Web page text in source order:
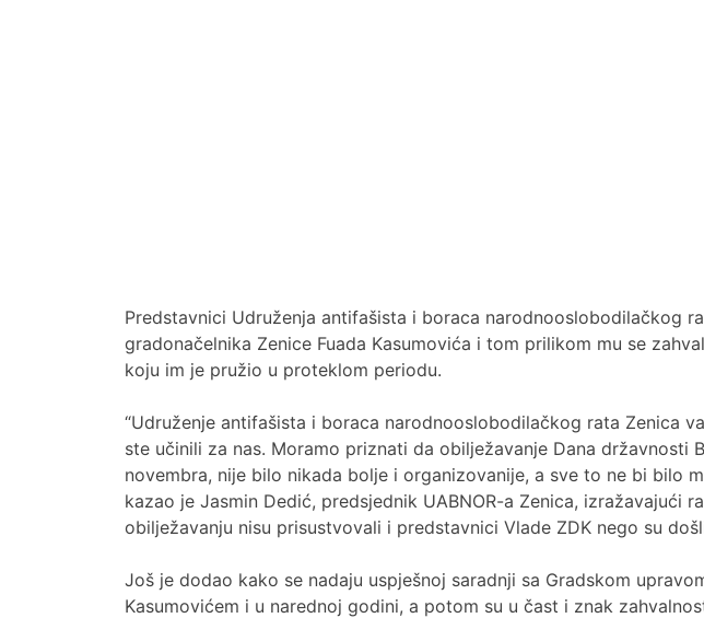
Predstavnici Udruženja antifašista i boraca narodnooslobodilačkog
gradonačelnika Zenice Fuada Kasumovića i tom prilikom mu se
koju im je pružio u proteklom periodu.
“Udruženje antifašista i boraca narodnooslobodilačkog rata Zenica
ste učinili za nas. Moramo priznati da obilježavanje Dana državnosti
novembra, nije bilo nikada bolje i organizovanije, a sve to ne bi bilo
kazao je Jasmin Dedić, predsjednik UABNOR-a Zenica, izražavajući
obilježavanju nisu prisustvovali i predstavnici Vlade ZDK nego su
Još je dodao kako se nadaju uspješnoj saradnji sa Gradskom
Kasumovićem i u narednoj godini, a potom su u čast i znak